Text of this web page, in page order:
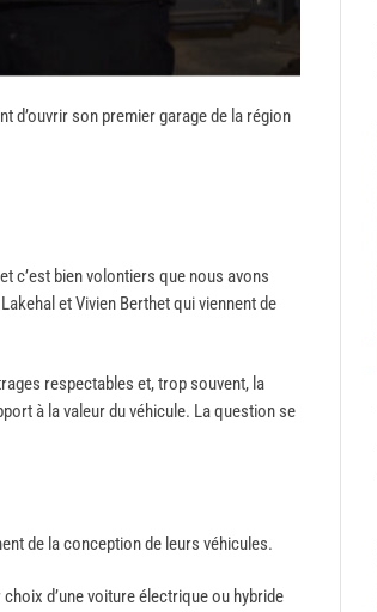
d’ouvrir son premier garage de la région
c’est bien volontiers que nous avons
et Vivien Berthet qui viennent de
respectables et, trop souvent, la
à la valeur du véhicule. La question se
de la conception de leurs véhicules.
d’une voiture électrique ou hybride